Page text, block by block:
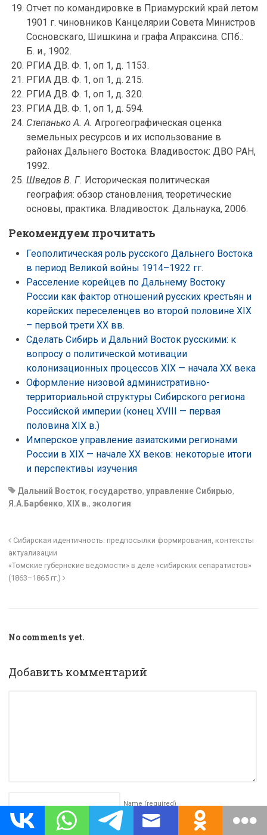
Отчет по командировке в Приамурский край летом
1901 г. чиновников Канцелярии Совета Министров
Сосновскаго, Шишкина и графа Апраксина. СПб.:
Б. и., 1902.
РГИА ДВ. Ф. 1, оп 1, д. 1153.
РГИА ДВ. Ф. 1, оп 1, д. 215.
РГИА ДВ. Ф. 1, оп 1, д. 320.
РГИА ДВ. Ф. 1, оп 1, д. 594.
Степанько А. А. Агрогеографическая оценка
земельных ресурсов и их использование в
районах Дальнего Востока. Владивосток: ДВО РАН,
1992.
Шведов В. Г. Историческая политическая
география: обзор становления, теоретические
основы, практика. Владивосток: Дальнаука, 2006.
Рекомендуем прочитать
Геополитическая роль русского Дальнего Востока
в период Великой войны 1914–1922 гг.
Расселение корейцев по Дальнему Востоку
России как фактор отношений русских крестьян и
корейских переселенцев во второй половине XIX
– первой трети ХХ вв.
Сделать Сибирь и Дальний Восток русскими: к
вопросу о политической мотивации
колонизационных процессов XIX — начала XX века
Оформление низовой административно-
территориальной структуры Сибирского региона
Российской империи (конец XVIII — первая
половина XIX в.)
Имперское управление азиатскими регионами
России в XIX — начале XX веков: некоторые итоги
и перспективы изучения
Дальний Восток, государство, управление Сибирью,
Я.А.Барбенко, XIX в., экология
Сибирская идентичность: предпосылки формирования, контексты
актуализации
«Томские губернские ведомости» в деле «сибирских сепаратистов»
(1863–1865 гг.)
No comments yet.
Добавить комментарий
Name (required)
Email (will not be published)